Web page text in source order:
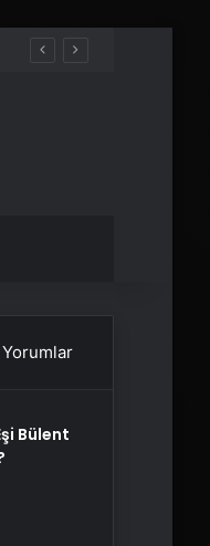
Yorumlar
Bülent